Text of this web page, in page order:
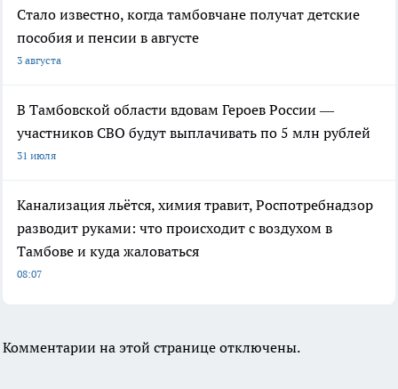
Стало известно, когда тамбовчане получат детские
пособия и пенсии в августе
3 августа
В Тамбовской области вдовам Героев России —
участников СВО будут выплачивать по 5 млн рублей
31 июля
Канализация льётся, химия травит, Роспотребнадзор
разводит руками: что происходит с воздухом в
Тамбове и куда жаловаться
08:07
Комментарии на этой странице отключены.